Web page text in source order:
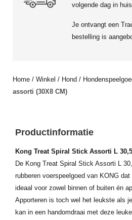
volgende dag in
Je ontvangt een
bestelling is
Home / Winkel / Hond /
assorti (30X8 CM)
Productinformatie
Kong Treat Spiral Stick Assorti L
De Kong Treat Spiral Stick Assorti L
rubberen voerspeelgoed van KONG
ideaal voor zowel binnen of buiten én
Apporteren is toch wel het leukste als
kan in een handomdraai met deze